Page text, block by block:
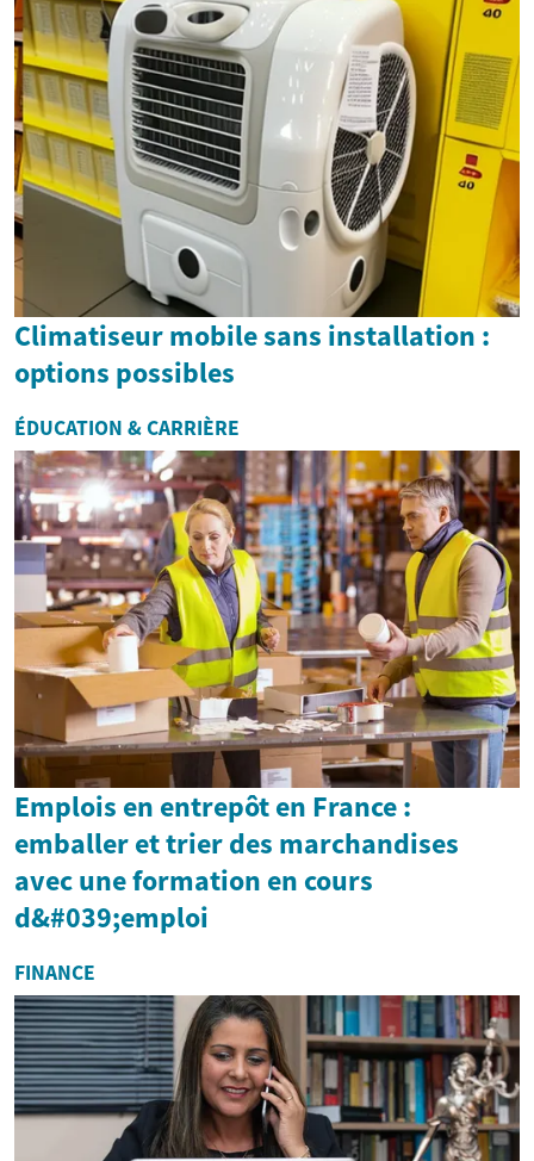
Climatiseur mobile sans installation :
options possibles
ÉDUCATION & CARRIÈRE
Emplois en entrepôt en France :
emballer et trier des marchandises
avec une formation en cours
d&#039;emploi
FINANCE